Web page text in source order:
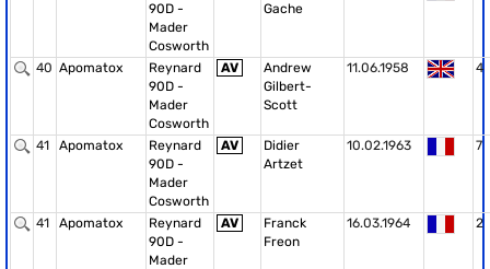
90D -
Mader
Cosworth
Gache
40 Apomatox
Reynard
90D -
Mader
Cosworth
AV
Andrew
Gilbert-
Scott
11.06.1958 4
41 Apomatox
Reynard
90D -
Mader
Cosworth
AV
Didier
Artzet
10.02.1963 7
41 Apomatox
Reynard
90D -
Mader
AV
Franck
Freon
16.03.1964 2